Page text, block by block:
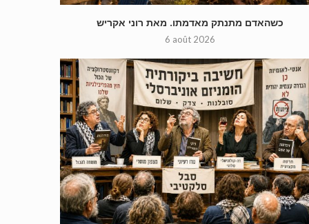
כשהאדם מתנתק מאדמתו. מאת רוני אקריש
6 août 2026